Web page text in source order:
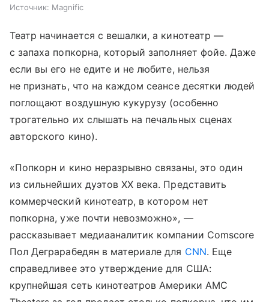
Источник: Magnific
Театр начинается с вешалки, а кинотеатр —
с запаха попкорна, который заполняет фойе. Даже
если вы его не едите и не любите, нельзя
не признать, что на каждом сеансе десятки людей
поглощают воздушную кукурузу (особенно
трогательно их слышать на печальных сценах
авторского кино).
«Попкорн и кино неразрывно связаны, это один
из сильнейших дуэтов XX века. Представить
коммерческий кинотеатр, в котором нет
попкорна, уже почти невозможно», —
рассказывает медиааналитик компании Comscore
Пол Деграрабедян в материале для CNN. Еще
справедливее это утверждение для США:
крупнейшая сеть кинотеатров Америки AMC